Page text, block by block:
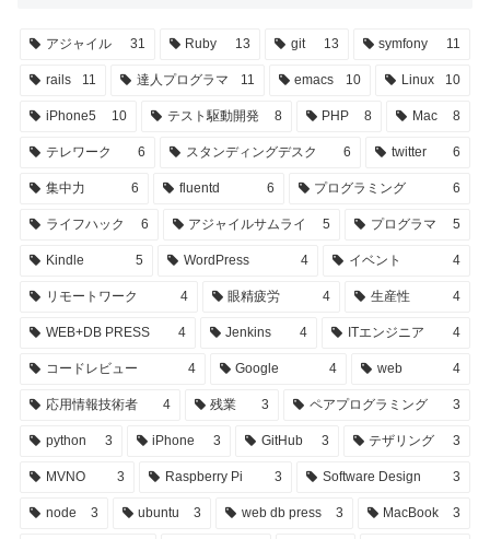
アジャイル 31 Ruby 13 git 13 symfony 11
rails 11 達人プログラマ 11 emacs 10 Linux 10
iPhone5 10 テスト駆動開発 8 PHP 8 Mac 8
テレワーク 6 スタンディングデスク 6 twitter 6
集中力 6 fluentd 6 プログラミング 6
ライフハック 6 アジャイルサムライ 5 プログラマ 5
Kindle 5 WordPress 4 イベント 4
リモートワーク 4 眼精疲労 4 生産性 4
WEB+DB PRESS 4 Jenkins 4 ITエンジニア 4
コードレビュー 4 Google 4 web 4
応用情報技術者 4 残業 3 ペアプログラミング 3
python 3 iPhone 3 GitHub 3 テザリング 3
MVNO 3 Raspberry Pi 3 Software Design 3
node 3 ubuntu 3 web db press 3 MacBook 3